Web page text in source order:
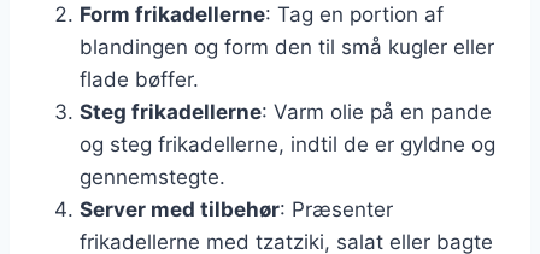
Form frikadellerne: Tag en portion af
blandingen og form den til små kugler eller
flade bøffer.
Steg frikadellerne: Varm olie på en pande
og steg frikadellerne, indtil de er gyldne og
gennemstegte.
Server med tilbehør: Præsenter
frikadellerne med tzatziki, salat eller bagte